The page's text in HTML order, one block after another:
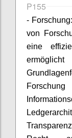
P155
-
von
eine